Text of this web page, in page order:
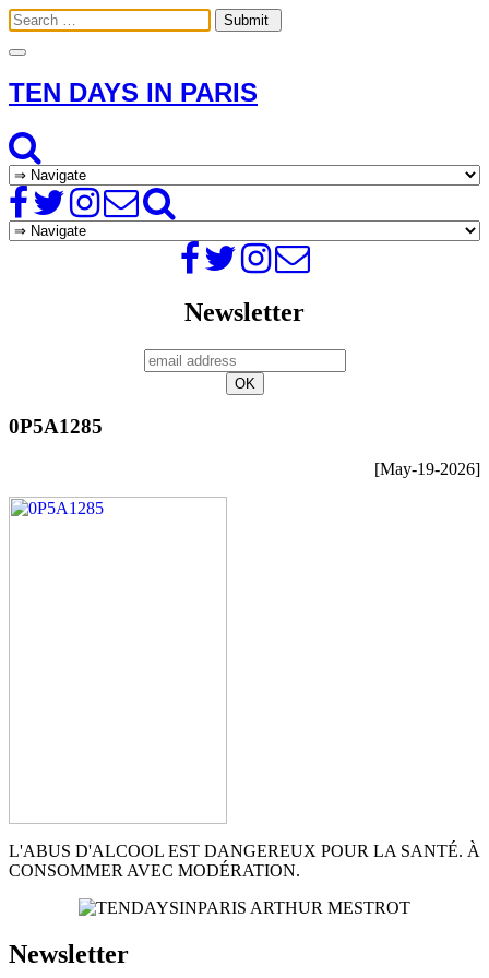
Toggle
TEN DAYS IN PARIS
Newsletter
0P5A1285
[May-19-2026]
L'ABUS D'ALCOOL EST DANGEREUX POUR LA SANTÉ. À
CONSOMMER AVEC MODÉRATION.
Newsletter